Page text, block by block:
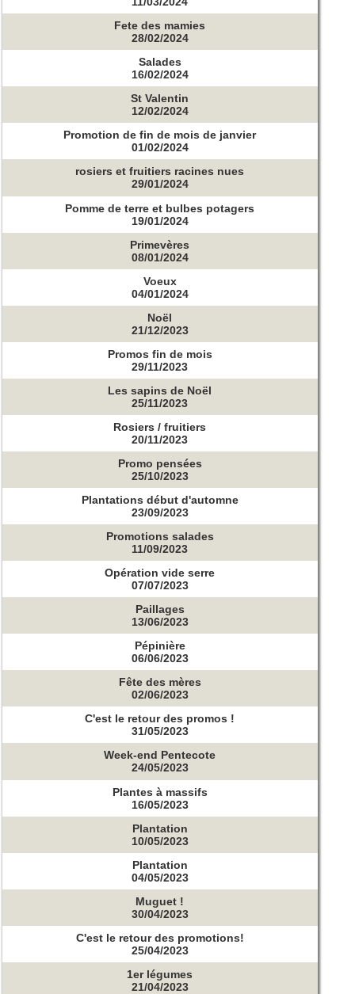
Fete des mamies
28/02/2024
Salades
16/02/2024
St Valentin
12/02/2024
Promotion de fin de mois de janvier
01/02/2024
rosiers et fruitiers racines nues
29/01/2024
Pomme de terre et bulbes potagers
19/01/2024
Primevères
08/01/2024
Voeux
04/01/2024
Noël
21/12/2023
Promos fin de mois
29/11/2023
Les sapins de Noël
25/11/2023
Rosiers / fruitiers
20/11/2023
Promo pensées
25/10/2023
Plantations début d'automne
23/09/2023
Promotions salades
11/09/2023
Opération vide serre
07/07/2023
Paillages
13/06/2023
Pépinière
06/06/2023
Fête des mères
02/06/2023
C'est le retour des promos !
31/05/2023
Week-end Pentecote
24/05/2023
Plantes à massifs
16/05/2023
Plantation
10/05/2023
Plantation
04/05/2023
Muguet !
30/04/2023
C'est le retour des promotions!
25/04/2023
1er légumes
21/04/2023